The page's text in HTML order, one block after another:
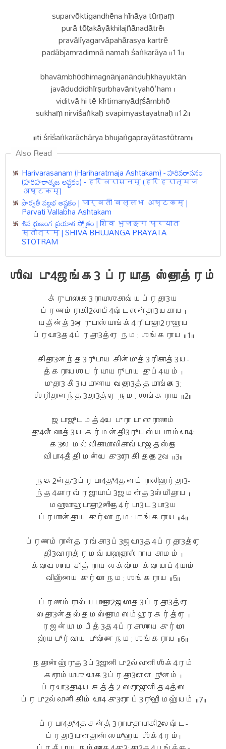
suparvōktigandhēna hīnāya tūrṇaṃ
purā tōṭakāyākhilajñānadātrē।
pravālīyagarvāpahārasya kartrē
padābjamradimnā namaḥ śaṅkarāya ॥11॥
bhavāmbhōdhimagnānjanānduḥkhayuktān
javāduddidhīrṣurbhavānityahō'ham ।
viditvā hi tē kīrtimanyādṛśāmbhō
sukhaṃ nirviśaṅkaḥ svapimyastayatnaḥ ॥12॥
॥iti śrīśaṅkarāchārya bhujaṅgaprayātastōtram॥
Also Read
Harivarasanam (Hariharatmaja Ashtakam) - హరివరాసనం
(హరిహరాత్మజ అష్టకం) - हरिवरासनम् (हरिहरात्मज
अष्टकम्)
పార్వతీ వల్లభ అష్టకం | पार्वती वल्लभ अष्टकम् |
Parvati Vallabha Ashtakam
శివ భుజంగ ప్రయాత స్తోత్రం | शिव भुजङ्ग प्रयात
स्तोत्रम् | SHIVA BHUJANGA PRAYATA
STOTRAM
ஶிவ பு4ஜங்க3 ப்ரயாத ஸ்தோத்ரம்
க்ருபாஸாக3ராயாஶுகாவ்யப்ரதா3ய
ப்ரணம்ராகி2லாபீ4ஷ்டஸன்தா3யகாய ।
யதீன்த்3ரைருபாஸ்யாங்க்4ரிபாதோ2ருஹாய
ப்ரபோ3த4ப்ரதா3த்ரே நம: ஶங்கராய ॥1॥
சிதா3னந்த3ரூபாய சின்முத்3ரிகோத்3ய-
த்கராயேஶபர்யாயரூபாய துப்4யம் ।
முதா3 கீ3யமானாய வேதோ3த்தமாங்கை3:
ஶ்ரிதானந்த3தா3த்ரே நம: ஶங்கராய ॥2॥
ஜடாஜூடமத்4யே புரா யா ஸுராணாம்
து4னீ ஸாத்3ய கர்மன்தி3ரூபஸ்ய ஶம்போ4:
க3லே மல்லிகாமாலிகாவ்யாஜதஸ்தே
விபா4தீதி மன்யே கு3ரோ கிஂ ததை2வ ॥3॥
நகே2ன்து3ப்ரபா4தூ4தனம்ராலிஹார்தா3-
ந்த4காரவ்ரஜாயாப்3ஜமன்த3ஸ்மிதாய ।
மஹாமோஹபாதோ2னிதே4ர்பா3ட3பா3ய
ப்ரஶான்தாய குர்மோ நம: ஶங்கராய ॥4॥
ப்ரணம்ரான்தரங்கா3ப்3ஜபோ3த4ப்ரதா3த்ரே
தி3வாராத்ரமவ்யாஹதோஸ்ராய காமம் ।
க்ஷபேஶாய சித்ராய லக்ஷ்ம க்ஷயாப்4யாம்
விஹீனாய குர்மோ நம: ஶங்கராய ॥5॥
ப்ரணம்ராஸ்யபாதோ2ஜமோத3ப்ரதா3த்ரே
ஸதா3ன்தஸ்தமஸ்தோமஸம்ஹாரகர்த்ரே ।
ரஜன்யா மபீத்3த4ப்ரகாஶாய குர்மோ
ஹ்யபூர்வாய பூஷ்ணே நம: ஶங்கராய ॥6॥
நதானாஂ ஹ்ருத3ப்3ஜானி பு2ல்லானி ஶீக்4ரம்
கரோம்யாஶு யோக3ப்ரதா3னேன நூனம் ।
ப்ரபோ3தா4ய சேத்தஂ2 ஸரோஜானி த4த்ஸே
ப்ரபு2ல்லானி கிம் போ4 கு3ரோ ப்3ரூஹி மஹ்யம் ॥7॥
ப்ரபா4தூ4தசன்த்3ராயுதாயாகி2லேஷ்ட-
ப்ரதா3யானதானாஂ ஸமூஹாய ஶீக்4ரம்।